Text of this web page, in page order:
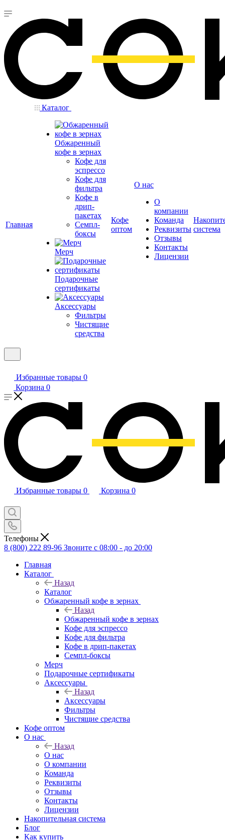
Главная
Каталог
Обжаренный
кофе в зернах
Кофе для
эспрессо
Кофе для
фильтра
Кофе в
дрип-
пакетах
Семпл-
боксы
Мерч
Подарочные
сертификаты
Аксессуары
Фильтры
Чистящие
средства
Кофе
оптом
О нас
О
компании
Команда
Реквизиты
Отзывы
Контакты
Лицензии
система
Избранные товары 0
Корзина 0
Избранные товары 0 Корзина 0
Телефоны
8 (800) 222 89-96 Звоните с 08:00 - до 20:00
Главная
Каталог
Назад
Каталог
Обжаренный кофе в зернах
Назад
Обжаренный кофе в зернах
Кофе для эспрессо
Кофе для фильтра
Кофе в дрип-пакетах
Семпл-боксы
Мерч
Подарочные сертификаты
Аксессуары
Назад
Аксессуары
Фильтры
Чистящие средства
Кофе оптом
О нас
Назад
О нас
О компании
Команда
Реквизиты
Отзывы
Контакты
Лицензии
Накопительная система
Блог
Как купить